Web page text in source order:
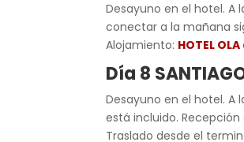
Desayuno en el hotel.
conectar a la mañana
Alojamiento: HOTEL OLA
Día 8
Desayuno en el hotel. A
está incluido.
Traslado desde el